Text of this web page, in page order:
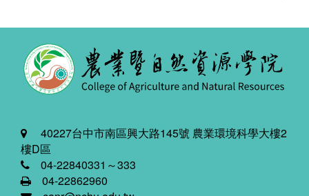
40227台中市南區興大路145號 農業環境科學大樓2
樓D區
04-22840331～333
04-22862960